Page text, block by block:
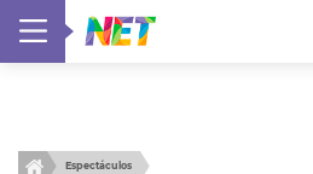
Espectáculos